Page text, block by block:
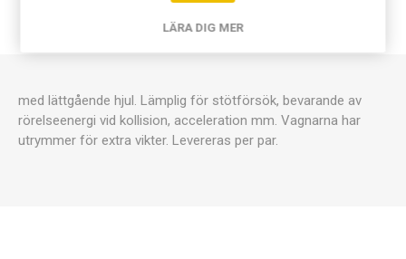
KONTAKTA OSS
med lättgående hjul. Lämplig för stötförsök, bevarande av
rörelseenergi vid kollision, acceleration mm. Vagnarna har
utrymmer för extra vikter. Levereras per par.
LÄRA DIG MER